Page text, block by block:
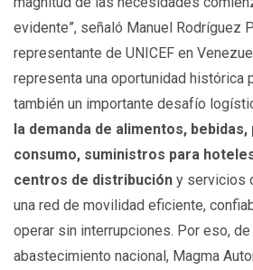
evidente”, señaló Manuel Rodríguez
representante de UNICEF en
representa una oportunidad histórica
también un importante desafío
la demanda de alimentos,
consumo, suministros para
centros de distribución y servicios
una red de movilidad eficiente,
operar sin interrupciones. Por eso, de
abastecimiento nacional, Magma